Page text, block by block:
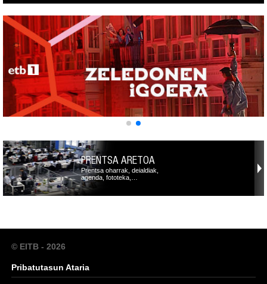
PRENTSA ARETOA
Prentsa oharrak, deialdiak,
agenda, fototeka,…
© EITB - 2026
Pribatutasun Ataria